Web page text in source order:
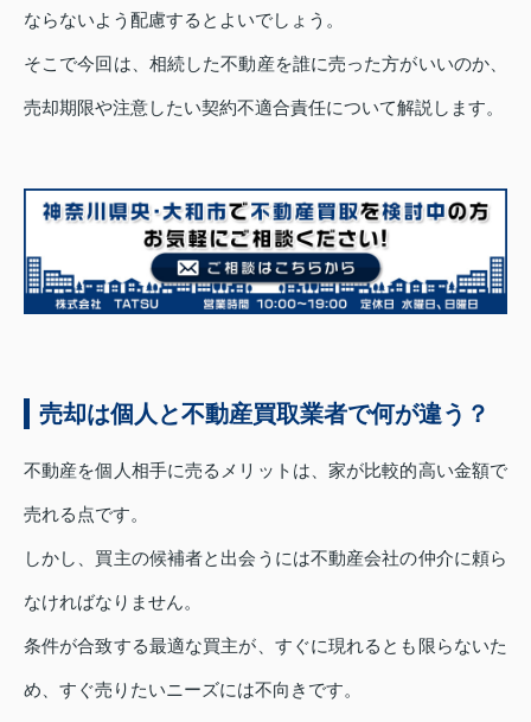
ならないよう配慮するとよいでしょう。
そこで今回は、相続した不動産を誰に売った方がいいのか、
売却期限や注意したい契約不適合責任について解説します。
売却は個人と不動産買取業者で何が違う？
不動産を個人相手に売るメリットは、家が比較的高い金額で
売れる点です。
しかし、買主の候補者と出会うには不動産会社の仲介に頼ら
なければなりません。
条件が合致する最適な買主が、すぐに現れるとも限らないた
め、すぐ売りたいニーズには不向きです。